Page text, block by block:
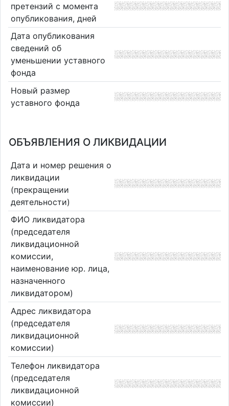
претензий с момента
опубликования, дней
Дата опубликования
сведений об
уменьшении уставного
фонда
Новый размер
уставного фонда
ОБЪЯВЛЕНИЯ О ЛИКВИДАЦИИ
Дата и номер решения о
ликвидации
(прекращении
деятельности)
ФИО ликвидатора
(председателя
ликвидационной
комиссии,
наименование юр. лица,
назначенного
ликвидатором)
Адрес ликвидатора
(председателя
ликвидационной
комиссии)
Телефон ликвидатора
(председателя
ликвидационной
комиссии)